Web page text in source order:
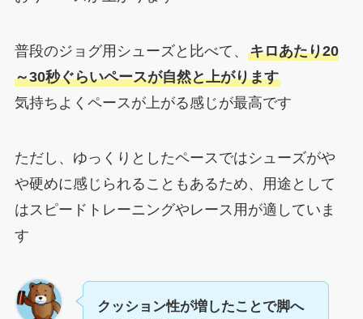
普段のジョグ用シューズと比べて、 キロあたり20
～30秒ぐらいペースが自然と上がります
気持ちよくペースが上がる感じが最高です
ただし、ゆっくりとしたペースではシューズがや
や硬めに感じられることもあるため、用途として
はスピードトレーニングやレース用が適していま
す
クッション性が増したことで脚へ